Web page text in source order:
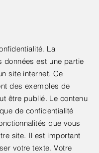
La
données est une partie
site internet. Ce
des exemples de
être publié. Le contenu
de confidentialité
que vous
site. Il est important
votre texte. Votre